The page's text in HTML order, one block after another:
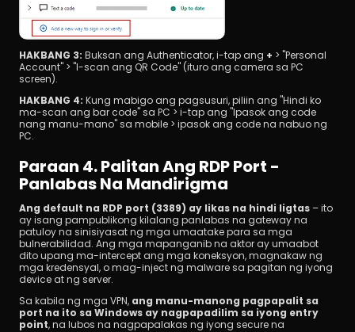
HAKBANG 3: Buksan ang Authenticator, i-tap ang + > "Personal
Account" > "I-scan ang QR Code" (ituro ang camera sa PC
screen).
HAKBANG 4: Kung mabigo ang pagsusuri, piliin ang "Hindi ko
ma-scan ang bar code" sa PC > i-tap ang "Ipasok ang code
nang manu-mano" sa mobile > ipasok ang code na nabuo ng
PC.
Paraan 4. Palitan Ang RDP Port -
Panlabas Na Mandirigma
Ang default na RDP port (3389) ay likas na hindi ligtas – ito
ay isang pampublikong kilalang panlabas na gateway na
patuloy na sinisiyasat ng mga umaatake para sa mga
bulnerabilidad. Ang mga mapanganib na aktor ay umaabot
dito upang ma-intercept ang mga koneksyon, magnakaw ng
mga kredensyal, o mag-inject ng malware sa pagitan ng iyong
device at ng server.
Sa kabila ng mga VPN, ang manu-manong pagpapalit sa
port na ito sa Windows ay nagpapadilim sa iyong entry
point, na lubos na nagpapalakas ng iyong secure na